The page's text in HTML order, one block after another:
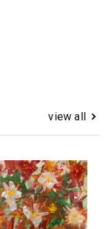
view all